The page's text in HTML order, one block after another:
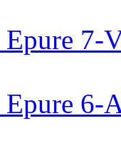
7-
6-